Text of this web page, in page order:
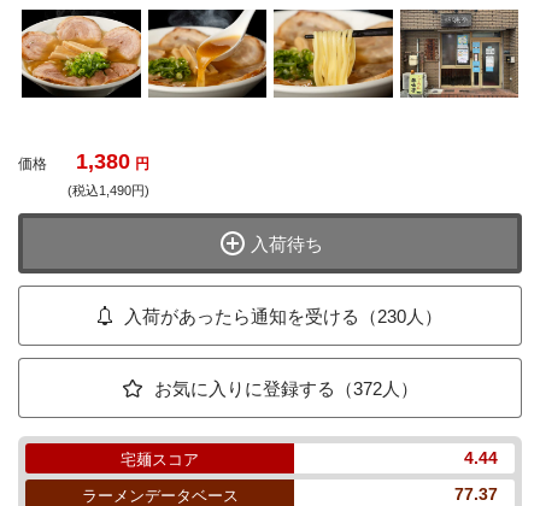
価格 1,380 円
(税込1,490円)
入荷待ち
入荷があったら通知を受ける（230人）
お気に入りに登録する（372人）
宅麺スコア 4.44
ラーメンデータベース 77.37